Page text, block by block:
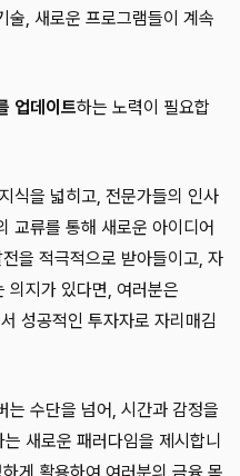
, 새로운 프로그램들이 계속
업데이트하는 노력이 필요합
식을 넓히고, 전문가들의 인사
교류를 통해 새로운 아이디어
을 적극적으로 받아들이고, 자
의지가 있다면, 여러분은
성공적인 투자자로 자리매김
는 수단을 넘어, 시간과 감정을
새로운 패러다임을 제시합니